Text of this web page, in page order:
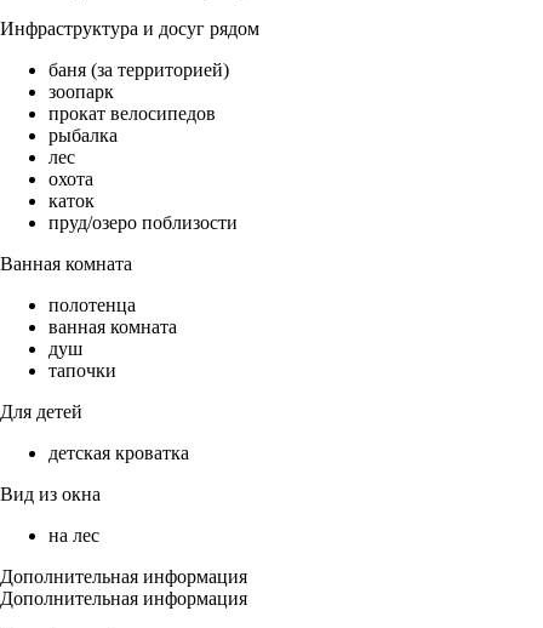
Инфраструктура и досуг рядом
баня (за территорией)
зоопарк
прокат велосипедов
рыбалка
лес
охота
каток
пруд/озеро поблизости
Ванная комната
полотенца
ванная комната
душ
тапочки
Для детей
детская кроватка
Вид из окна
на лес
Дополнительная информация
Дополнительная информация